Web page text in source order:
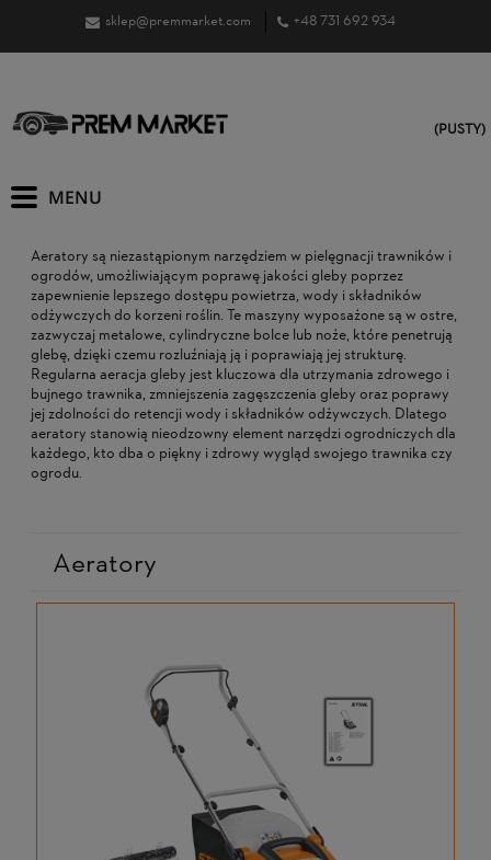
sklep@premmarket.com +48 731 692 934
(PUSTY)
Aeratory są niezastąpionym narzędziem w pielęgnacji trawników i
ogrodów, umożliwiającym poprawę jakości gleby poprzez
zapewnienie lepszego dostępu powietrza, wody i składników
odżywczych do korzeni roślin. Te maszyny wyposażone są w ostre,
zazwyczaj metalowe, cylindryczne bolce lub noże, które penetrują
glebę, dzięki czemu rozluźniają ją i poprawiają jej strukturę.
Regularna aeracja gleby jest kluczowa dla utrzymania zdrowego i
bujnego trawnika, zmniejszenia zagęszczenia gleby oraz poprawy
jej zdolności do retencji wody i składników odżywczych. Dlatego
aeratory stanowią nieodzowny element narzędzi ogrodniczych dla
każdego, kto dba o piękny i zdrowy wygląd swojego trawnika czy
ogrodu.
Aeratory